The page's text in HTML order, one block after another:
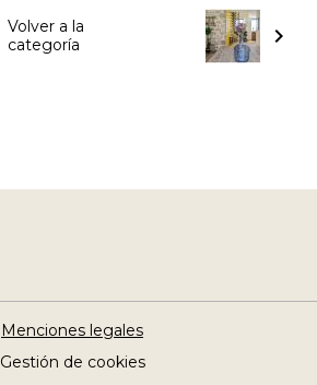
Volver a la
categoría
Menciones legales
Gestión de cookies